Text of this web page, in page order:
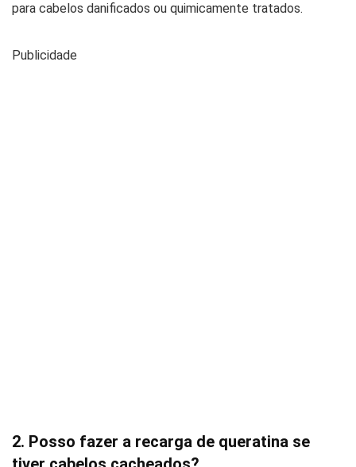
para cabelos danificados ou quimicamente tratados.
Publicidade
2. Posso fazer a recarga de queratina se